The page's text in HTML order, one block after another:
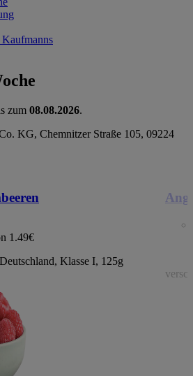
zum 08.08.2026.
KG, Chemnitzer Straße 105, 09224
1.49€
Klasse I, 125g